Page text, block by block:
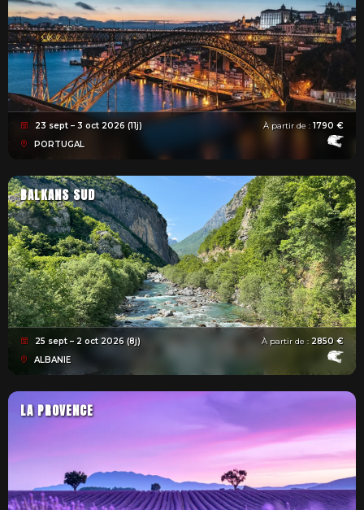
23 sept – 3 oct 2026 (11j)
PORTUGAL
À partir de : 1790 €
BALKANS SUD
25 sept – 2 oct 2026 (8j)
ALBANIE
À partir de : 2850 €
LA PROVENCE